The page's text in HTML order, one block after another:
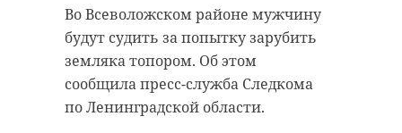
Во Всеволожском районе мужчину
будут судить за попытку зарубить
земляка топором. Об этом
сообщила пресс-служба Следкома
по Ленинградской области.
реставрации в Рождествено
поступила ценная икона XV века
"Святитель Николай Чудотворец"
из Софийского собора Великого
Новгорода. Об этом сообщил
По данным МЧС Ленобласти, в
деревне Усть-Шомушка на улице
Главной, примерно в 200 метрах
от гостиницы "Автостоп" со
стороны Тихвина, столкнулись